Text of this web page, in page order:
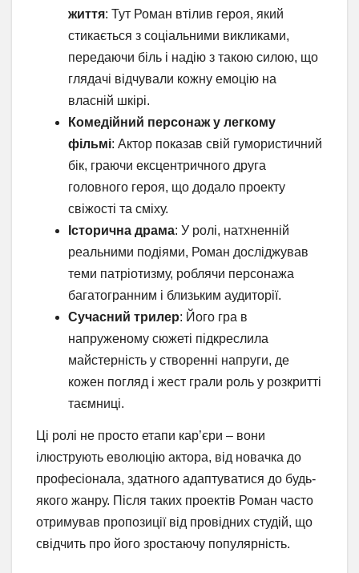
життя: Тут Роман втілив героя, який
стикається з соціальними викликами,
передаючи біль і надію з такою силою, що
глядачі відчували кожну емоцію на
власній шкірі.
Комедійний персонаж у легкому
фільмі: Актор показав свій гумористичний
бік, граючи ексцентричного друга
головного героя, що додало проекту
свіжості та сміху.
Історична драма: У ролі, натхненній
реальними подіями, Роман досліджував
теми патріотизму, роблячи персонажа
багатогранним і близьким аудиторії.
Сучасний трилер: Його гра в
напруженому сюжеті підкреслила
майстерність у створенні напруги, де
кожен погляд і жест грали роль у розкритті
таємниці.
Ці ролі не просто етапи кар’єри – вони
ілюструють еволюцію актора, від новачка до
професіонала, здатного адаптуватися до будь-
якого жанру. Після таких проектів Роман часто
отримував пропозиції від провідних студій, що
свідчить про його зростаючу популярність.